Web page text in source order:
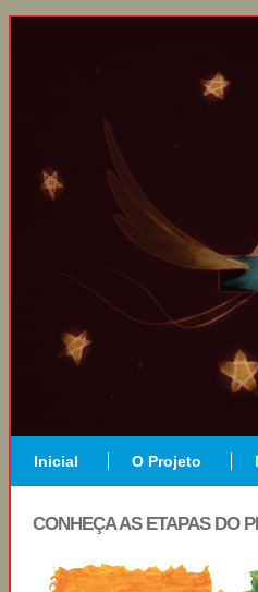
Inicial O Projeto
CONHEÇA AS ETAPAS DO